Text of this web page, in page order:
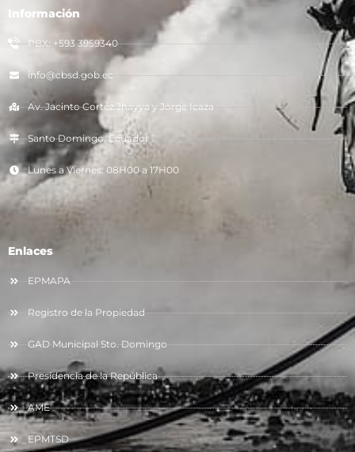
Información
PBX: +593 3959340
info@cbsd.gob.ec
Av. Jacinto Cortéz Jhayya y Jorge Icaza
Santo Domingo, Ecuador
Lunes a Viernes: 08H00 a 17H00
Enlaces
EPMAPA
Registro de la Propiedad
GAD Municipal Sto. Domingo
Presidencia de la República
AME
EPMTSD